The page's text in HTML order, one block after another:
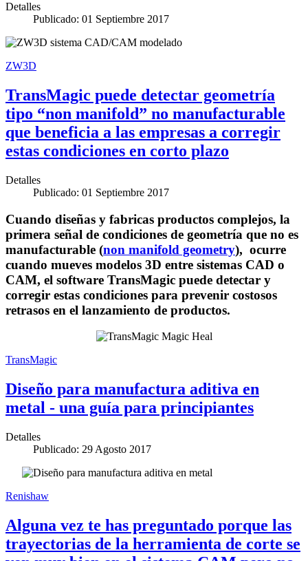
Detalles
Publicado: 01 Septiembre 2017
ZW3D
TransMagic puede detectar geometría
tipo “non manifold” no manufacturable
que beneficia a las empresas a corregir
estas condiciones en corto plazo
Detalles
Publicado: 01 Septiembre 2017
Cuando diseñas y fabricas productos complejos, la
primera señal de condiciones de geometría que no es
manufacturable (non manifold geometry), ocurre
cuando mueves modelos 3D entre sistemas CAD o
CAM, el software TransMagic puede detectar y
corregir estas condiciones para prevenir costosos
retrasos en el lanzamiento de productos.
TransMagic
Diseño para manufactura aditiva en
metal - una guía para principiantes
Detalles
Publicado: 29 Agosto 2017
Renishaw
Alguna vez te has preguntado porque las
trayectorias de la herramienta de corte se